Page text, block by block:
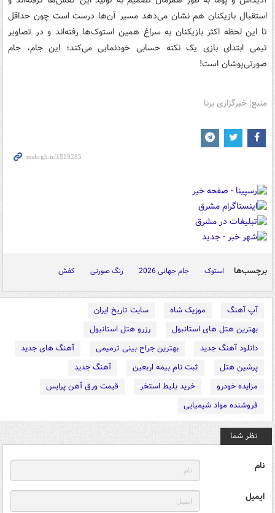
استقبال بازیکنان هم نشان می‌دهد مسیر آن‌ها درست است چون حداقل
تا این لحظه اکثر بازیکنان به سراغ همین استوک‌ها رفته‌اند و در تصاویر
تیمی ابتدای بازی یک نکته حسابی خودنمایی می‌کند؛ این جام، جام
صورتی‌پوشان است!
منبع: خبرگزاری برنا
برچسب‌ها استوک جام جهانی 2026 رنگ صورتی کفش
آپ آهنگ موزیک شاه
سایت تاریخ ایران
بهترین هتل های استانبول
رزرو هتل استانبول
دانلود آهنگ جدید
بهترین جراح بینی ترمیمی
آهنگ های جدید
پرشین هتل
ثبت نام بیمه اربعین
آهنگ جدید
مزایده خودرو
خرید بلیط استخر
قیمت ورق آهن پرایس
فروشنده مواد شیمیایی
نظر شما
نام
ایمیل